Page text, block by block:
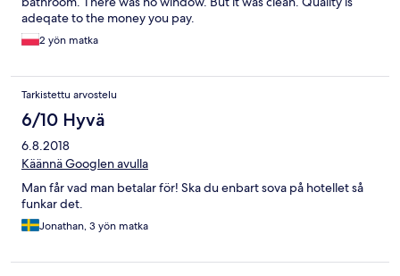
adeqate to the money you pay.
2 yön matka
Tarkistettu arvostelu
6/10 Hyvä
6.8.2018
Käännä Googlen avulla
Man får vad man betalar för! Ska du enbart sova på hotellet så
funkar det.
Jonathan, 3 yön matka